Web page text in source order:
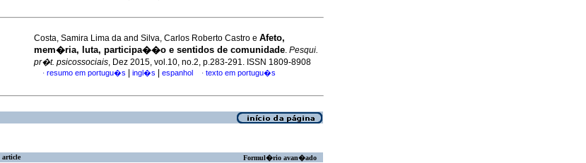
Costa, Samira Lima da and Silva, Carlos Roberto Castro e Afeto,
mem�ria, luta, participa��o e sentidos de comunidade. Pesqui.
pr�t. psicossociais, Dez 2015, vol.10, no.2, p.283-291. ISSN 1809-8908
· resumo em portugu�s ingl�s espanhol · texto em portugu�s
article Formul�rio avan�ado